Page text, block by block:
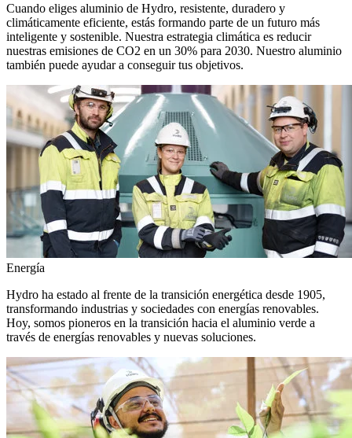
Cuando eliges aluminio de Hydro, resistente, duradero y
climáticamente eficiente, estás formando parte de un futuro más
inteligente y sostenible. Nuestra estrategia climática es reducir
nuestras emisiones de CO2 en un 30% para 2030. Nuestro aluminio
también puede ayudar a conseguir tus objetivos.
Energía
Hydro ha estado al frente de la transición energética desde 1905,
transformando industrias y sociedades con energías renovables.
Hoy, somos pioneros en la transición hacia el aluminio verde a
través de energías renovables y nuevas soluciones.